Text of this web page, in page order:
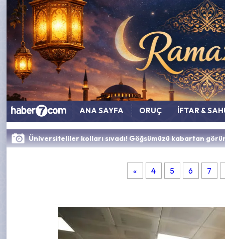
ANA SAYFA ORUÇ İFTAR &
Üniversiteliler kolları sıvadı! Göğsümüzü kabartan
« 4 5 6 7